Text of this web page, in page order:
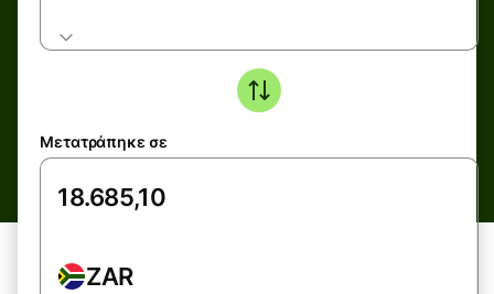
Μετατράπηκε σε
ZAR